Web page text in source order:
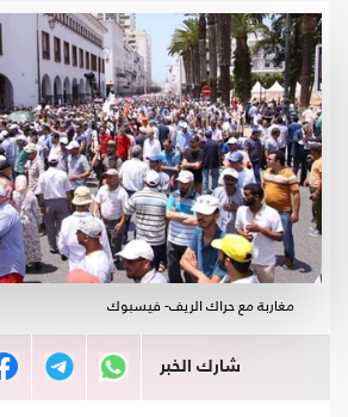
مغاربة مع حراك الريف- فيسبوك
شارك الخبر